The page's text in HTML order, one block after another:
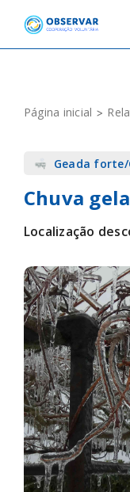
content
EVENTOS
DEFINIÇÕES
F.A.Q.
Novo
Página inicial
Geada forte/
Chuva
Localização